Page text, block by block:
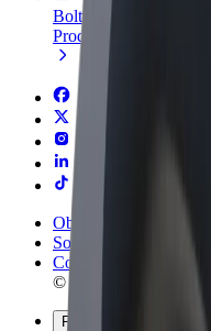
Bolt for Business
Produkty a služby
Obchodní podmínky
Soukromí
Cookies
© 2026 Bolt
Produkty